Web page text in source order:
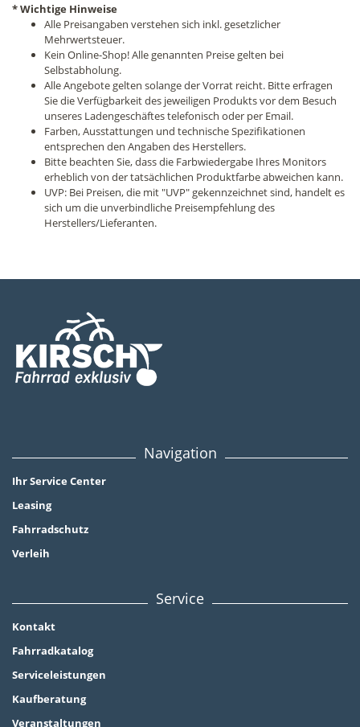
* Wichtige Hinweise
Alle Preisangaben verstehen sich inkl. gesetzlicher
Mehrwertsteuer.
Kein Online-Shop! Alle genannten Preise gelten bei
Selbstabholung.
Alle Angebote gelten solange der Vorrat reicht. Bitte erfragen
Sie die Verfügbarkeit des jeweiligen Produkts vor dem Besuch
unseres Ladengeschäftes telefonisch oder per Email.
Farben, Ausstattungen und technische Spezifikationen
entsprechen den Angaben des Herstellers.
Bitte beachten Sie, dass die Farbwiedergabe Ihres Monitors
erheblich von der tatsächlichen Produktfarbe abweichen kann.
UVP: Bei Preisen, die mit "UVP" gekennzeichnet sind, handelt es
sich um die unverbindliche Preisempfehlung des
Herstellers/Lieferanten.
Navigation
Ihr Service Center
Leasing
Fahrradschutz
Verleih
Service
Kontakt
Fahrradkatalog
Serviceleistungen
Kaufberatung
Veranstaltungen